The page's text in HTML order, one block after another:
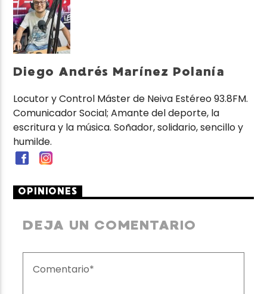
Diego Andrés Marínez Polanía
Locutor y Control Máster de Neiva Estéreo 93.8FM.
Comunicador Social; Amante del deporte, la
escritura y la música. Soñador, solidario, sencillo y
humilde.
OPINIONES
DEJA UN COMENTARIO